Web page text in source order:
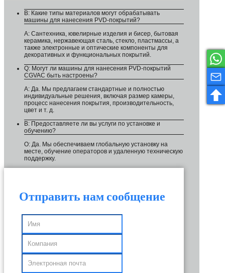
В: Какие типы материалов могут обрабатывать
машины для нанесения PVD-покрытий?
A: Сантехника, ювелирные изделия и бисер, бытовая
керамика, нержавеющая сталь, стекло, пластмассы, а
также электронные и оптические компоненты для
декоративных и функциональных покрытий.
Q: Могут ли машины для нанесения PVD-покрытий
CGVAC быть настроены?
A: Да. Мы предлагаем стандартные и полностью
индивидуальные решения, включая размер камеры,
процесс нанесения покрытия, производительность,
цвет и т. д.
В: Предоставляете ли вы услуги по установке и
обучению?
О: Да. Мы обеспечиваем глобальную установку на
месте, обучение операторов и удаленную техническую
поддержку.
Отправить нам сообщение